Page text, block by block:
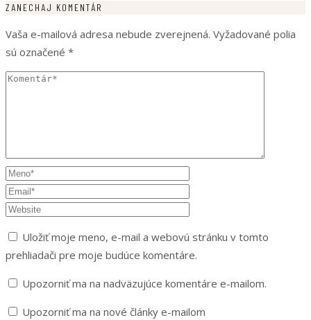
ZANECHAJ KOMENTÁR
Vaša e-mailová adresa nebude zverejnená. Vyžadované polia
sú označené *
Uložiť moje meno, e-mail a webovú stránku v tomto
prehliadači pre moje budúce komentáre.
Upozorniť ma na nadväzujúce komentáre e-mailom.
Upozorniť ma na nové články e-mailom